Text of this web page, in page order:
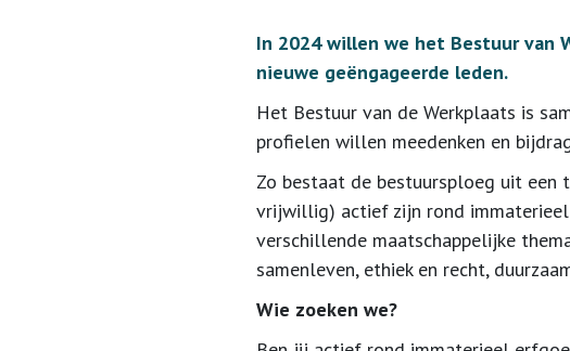
In 2024 willen we het Bestuur van
nieuwe geëngageerde leden.
Het Bestuur van de Werkplaats is
profielen willen meedenken en
Zo bestaat de bestuursploeg uit
vrijwillig) actief zijn rond
verschillende maatschappelijke
samenleven, ethiek en recht,
Wie zoeken we?